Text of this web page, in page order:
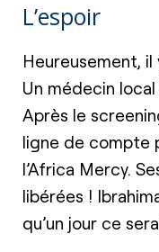
L’espoir
Heureusement, il
Un médecin
Après le
ligne de compte
l’Africa Mercy.
libérées !
qu’un jour ce